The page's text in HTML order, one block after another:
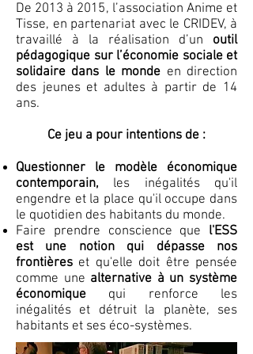
De 2013 à 2015, l’association Anime et
Tisse, en partenariat avec le CRIDEV, à
travaillé à la réalisation d’un outil
pédagogique sur l’économie sociale et
solidaire dans le monde en direction
des jeunes et adultes à partir de 14
ans.
Ce jeu a pour intentions de :
Questionner le modèle économique
contemporain, les inégalités qu'il
engendre et la place qu'il occupe dans
le quotidien des habitants du monde.
Faire prendre conscience que l'ESS
est une notion qui dépasse nos
frontières et qu'elle doit être pensée
comme une alternative à un système
économique qui renforce les
inégalités et détruit la planète, ses
habitants et ses éco-systèmes.